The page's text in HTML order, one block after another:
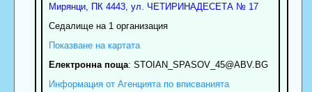
Мирянци, ПК 4443, ул. ЧЕТИРИНАДЕСЕТА № 17
Седалище на 1 организация
Показване на картата
Електронна поща: STOIAN_SPASOV_45@ABV.BG
Информация от Агенцията по вписванията